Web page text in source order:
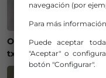
Onintza Enbeita y
txupinera de Aste
navegación (por
Para más
Puede aceptar
"Aceptar" o
botón "Configurar".